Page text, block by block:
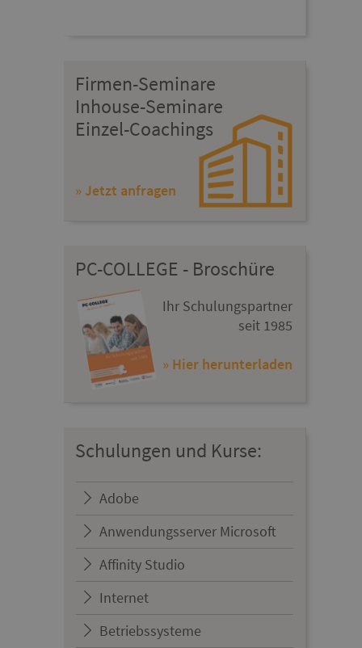
Firmen-Seminare
Inhouse-Seminare
Einzel-Coachings
» Jetzt anfragen
PC-COLLEGE - Broschüre
Ihr Schulungspartner
seit 1985
» Hier herunterladen
Schulungen und Kurse:
Adobe
Anwendungsserver Microsoft
Affinity Studio
Internet
Betriebssysteme